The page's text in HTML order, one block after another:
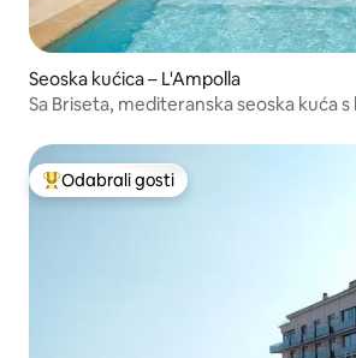
Seoska kućica – L'Ampolla
Sa Briseta, mediteranska seoska kuća
Među najviše rangiranima s oznakom
Odabrali gosti